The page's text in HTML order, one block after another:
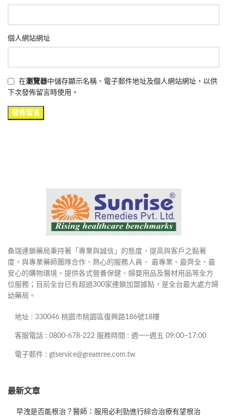
個人網站網址
在瀏覽器中儲存顯示名稱、電子郵件地址及個人網站網址，以供
下次發佈留言時使用。
桑瑞連鎖藥局秉持著「專業與誠信」的態度，提高與客戶之黏著
度，與專業藥師團隊合作、熱心的服務人員、 最專業、最齊全、最
安心的購物環境，提供各式營養保健、婦嬰用品及醫材用品等全方
位服務；目前全台已有超過300家連鎖加盟據點，是全台最大處方婦
幼藥局。
地址 : 330046 桃園市桃園區復興路186號18樓
客服電話 : 0800-678-222 服務時間 : 週一~週五 09:00~17:00
電子郵件 : gtservice@greattree.com.tw
最新文章
早洩是否能根治？醫師：服用必利勁進行綜合治療有望根治